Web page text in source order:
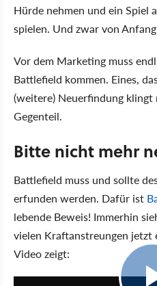
Hürde nehmen und ein Spiel
spielen. Und zwar von
Vor dem Marketing muss
Battlefield kommen. Eines,
(weitere) Neuerfindung klingt
Gegenteil.
Bitte nicht mehr
Battlefield muss und sollte
erfunden werden. Dafür ist
lebende Beweis! Immerhin
vielen Kraftanstreungen jetzt
Video zeigt: